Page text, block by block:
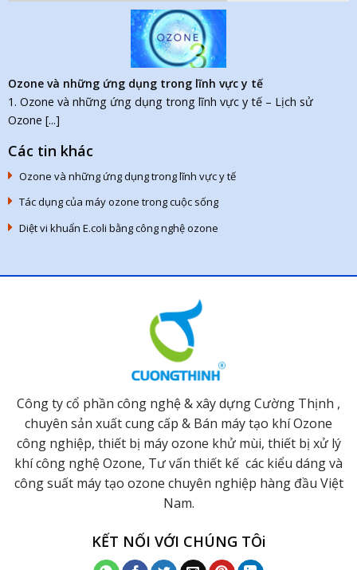
Ozone và những ứng dụng trong lĩnh vực y tế
1. Ozone và những ứng dụng trong lĩnh vực y tế – Lịch sử
Ozone [...]
Các tin khác
Ozone và những ứng dụng trong lĩnh vực y tế
Tác dụng của máy ozone trong cuộc sống
Diệt vi khuẩn E.coli bằng công nghệ ozone
Công ty cổ phần công nghệ & xây dựng Cường Thịnh ,
chuyên sản xuất cung cấp & Bán máy tạo khí Ozone
công nghiệp, thiết bị máy ozone khử mùi, thiết bị xử lý
khí công nghệ Ozone, Tư vấn thiết kế các kiểu dáng và
công suất máy tạo ozone chuyên nghiệp hàng đầu Việt
Nam.
KẾT NỐI VỚI CHÚNG TÔi